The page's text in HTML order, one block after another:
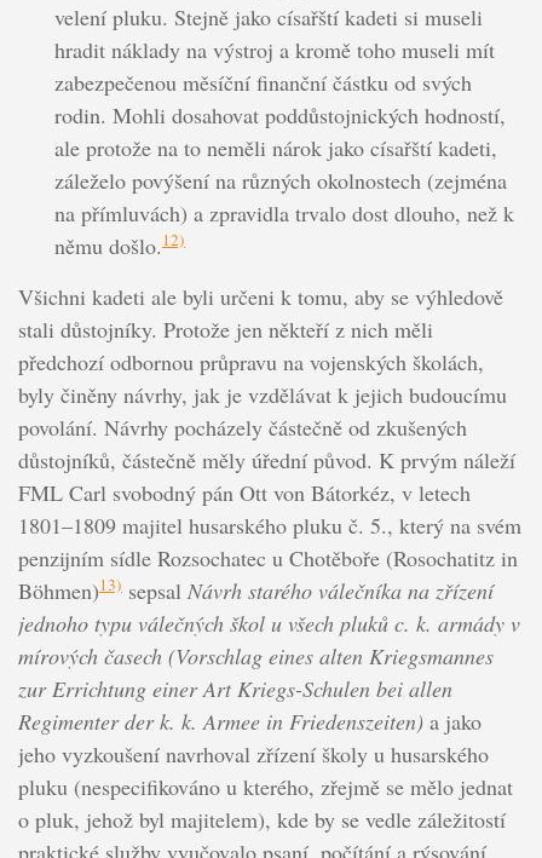
velení pluku. Stejně jako císařští kadeti si museli
hradit náklady na výstroj a kromě toho museli mít
zabezpečenou měsíční finanční částku od svých
rodin. Mohli dosahovat poddůstojnických hodností,
ale protože na to neměli nárok jako císařští kadeti,
záleželo povýšení na různých okolnostech (zejména
na přímluvách) a zpravidla trvalo dost dlouho, než k
němu došlo.12)
Všichni kadeti ale byli určeni k tomu, aby se výhledově
stali důstojníky. Protože jen někteří z nich měli
předchozí odbornou průpravu na vojenských školách,
byly činěny návrhy, jak je vzdělávat k jejich budoucímu
povolání. Návrhy pocházely částečně od zkušených
důstojníků, částečně měly úřední původ. K prvým náleží
FML Carl svobodný pán Ott von Bátorkéz, v letech
1801–1809 majitel husarského pluku č. 5., který na svém
penzijním sídle Rozsochatec u Chotěboře (Rosochatitz in
Böhmen)13)sepsal Návrh starého válečníka na zřízení
jednoho typu válečných škol u všech pluků c. k. armády v
mírových časech (Vorschlag eines alten Kriegsmannes
zur Errichtung einer Art Kriegs-Schulen bei allen
Regimenter der k. k. Armee in Friedenszeiten)a jako
jeho vyzkoušení navrhoval zřízení školy u husarského
pluku (nespecifikováno u kterého, zřejmě se mělo jednat
o pluk, jehož byl majitelem), kde by se vedle záležitostí
praktické služby vyučovalo psaní, počítání a rýsování.